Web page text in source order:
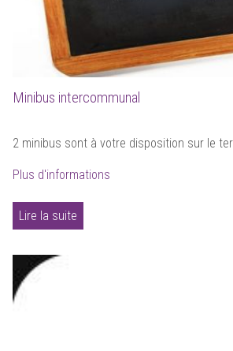
Minibus intercommunal
2 minibus sont à votre disposition sur le
Plus d'informations
Lire la suite